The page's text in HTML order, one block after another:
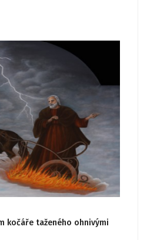
kočáře taženého ohnivými